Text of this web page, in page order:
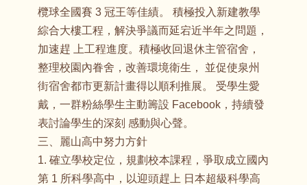
欖球全國賽 3 冠王等佳績。 積極投入新建教學
綜合大樓工程，解決爭議而延宕近半年之問題，
加速趕 上工程進度。積極收回退休主管宿舍，
整理校園內眷舍，改善環境衛生， 並促使泉州
街宿舍都市更新計畫得以順利推展。 受學生愛
戴，一群粉絲學生主動籌設 Facebook，持續發
表討論學生的深刻 感動與心聲。
三、麗山高中努力方針
1. 確立學校定位，規劃校本課程，爭取成立國內
第 1 所科學高中，以迎頭趕上 日本超級科學高